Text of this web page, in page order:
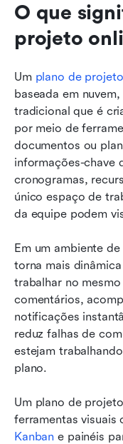
O que
projeto
Um plano de projeto
baseada em
tradicional que é
por meio de
documentos ou
informações-
cronogramas,
único espaço de
da equipe podem
Em um ambiente
torna mais
trabalhar no
comentários,
notificações
reduz falhas de
estejam
plano.
Um plano de
ferramentas
Kanban e painéis